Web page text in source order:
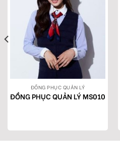
ĐỒNG PHỤC QUẢN LÝ
ĐỒNG PHỤC QUẢN LÝ MS010